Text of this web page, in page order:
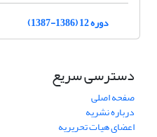
دوره 12 (1386-1387)
دسترسی سریع
صفحه اصلی
درباره نشریه
اعضای هیات تحریریه